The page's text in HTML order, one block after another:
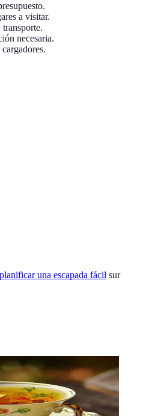
a visitar.
necesaria.
una escapada fácil sur